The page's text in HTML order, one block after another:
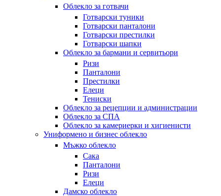
Облекло за готвачи
Готварски туники
Готварски панталони
Готварски престилки
Готварски шапки
Облекло за бармани и сервитьори
Ризи
Панталони
Престилки
Елеци
Тениски
Облекло за рецепции и администрации
Облекло за СПА
Облекло за камериерки и хигиенисти
Униформено и бизнес облекло
Мъжко облекло
Сака
Панталони
Ризи
Елеци
Дамско облекло